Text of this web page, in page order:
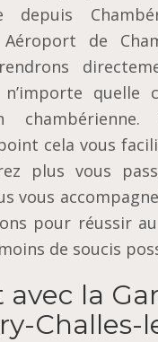
depuis
de
quelle
cela vous
plus vous
vous
pour réussir
de soucis
avec la
Challes-